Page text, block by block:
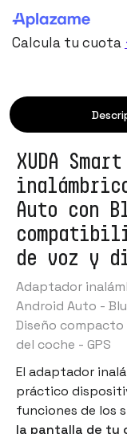
Calcula tu cuota
XUDA
Auto con
de voz y
Adaptador
Android Auto -
Diseño
del coche - GPS
El adaptador
práctico
funciones de los
la pantalla de tu